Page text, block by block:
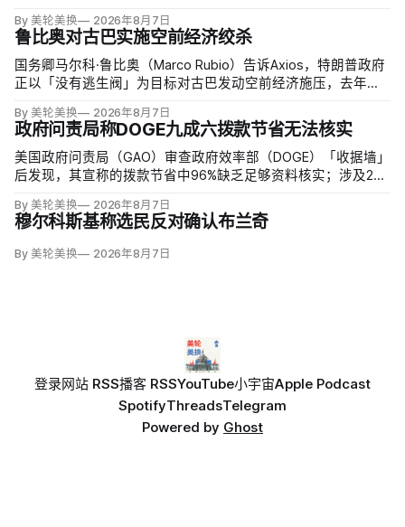
By 美轮美换 2026年8月7日
鲁比奥对古巴实施空前经济绞杀
国务卿马尔科·鲁比奥（Marco Rubio）告诉Axios，特朗普政府
正以「没有逃生阀」为目标对古巴发动空前经济施压，去年以
其他国家切断古巴医生输出项目。
By 美轮美换 2026年8月7日
政府问责局称DOGE九成六拨款节省无法核实
美国政府问责局（GAO）审查政府效率部（DOGE）「收据墙」
后发现，其宣称的拨款节省中96%缺乏足够资料核实；涉及274
三分之二无法验证或不符合其公开方法，264份拟终止租约中
108份早已进入终止流程。
By 美轮美换 2026年8月7日
穆尔科斯基称选民反对确认布兰奇
By 美轮美换 2026年8月7日
登录网站 RSS播客 RSSYouTube小宇宙Apple Podcast
SpotifyThreadsTelegram
Powered by Ghost